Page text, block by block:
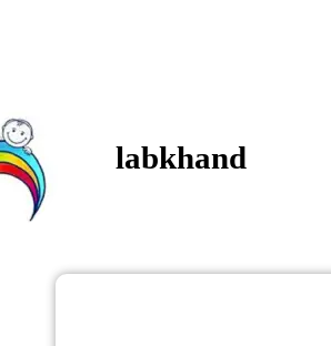
labkhand